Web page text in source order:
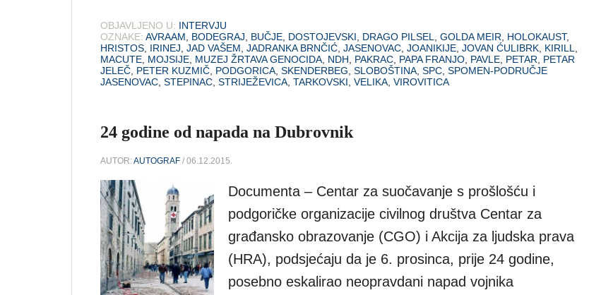
OBJAVLJENO U: INTERVJU
OZNAKE: AVRAAM, BODEGRAJ, BUČJE, DOSTOJEVSKI, DRAGO PILSEL, GOLDA MEIR, HOLOKAUST,
HRISTOS, IRINEJ, JAD VAŠEM, JADRANKA BRNČIĆ, JASENOVAC, JOANIKIJE, JOVAN ĆULIBRK, KIRILL,
MACUTE, MOJSIJE, MUZEJ ŽRTAVA GENOCIDA, NDH, PAKRAC, PAPA FRANJO, PAVLE, PETAR, PETAR
JELEČ, PETER KUZMIČ, PODGORICA, SKENDERBEG, SLOBOŠTINA, SPC, SPOMEN-PODRUČJE
JASENOVAC, STEPINAC, STRIJEŽEVICA, TARKOVSKI, VELIKA, VIROVITICA
24 godine od napada na Dubrovnik
AUTOR:AUTOGRAF / 06.12.2015.
Documenta – Centar za suočavanje s prošlošću i
podgoričke organizacije civilnog društva Centar za
građansko obrazovanje (CGO) i Akcija za ljudska prava
(HRA), podsjećaju da je 6. prosinca, prije 24 godine,
posebno eskalirao neopravdani napad vojnika